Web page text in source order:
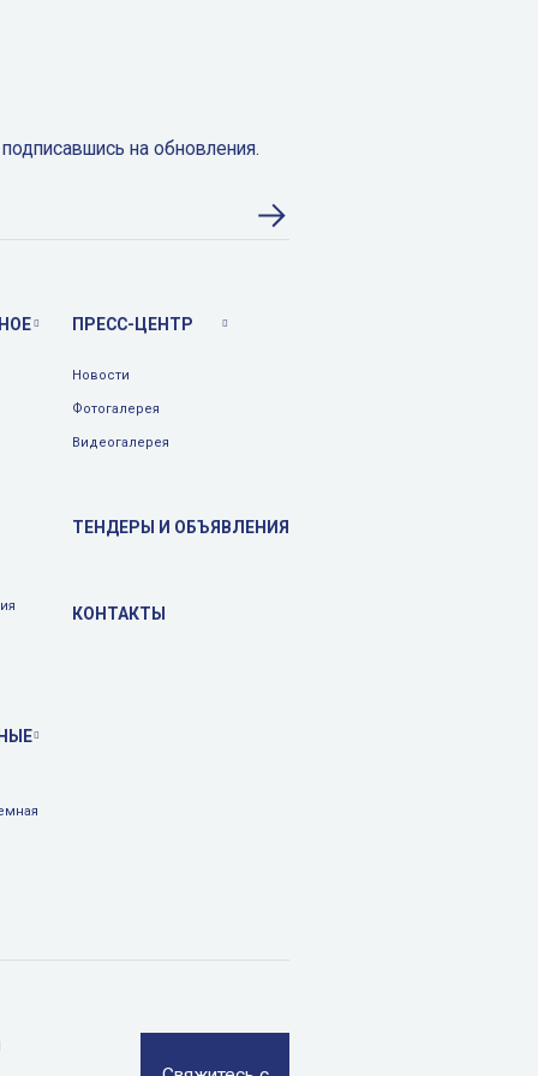
на обновления.
ПРЕСС-ЦЕНТР
Новости
Фотогалерея
Видеогалерея
ТЕНДЕРЫ И ОБЪЯВЛЕНИЯ
КОНТАКТЫ